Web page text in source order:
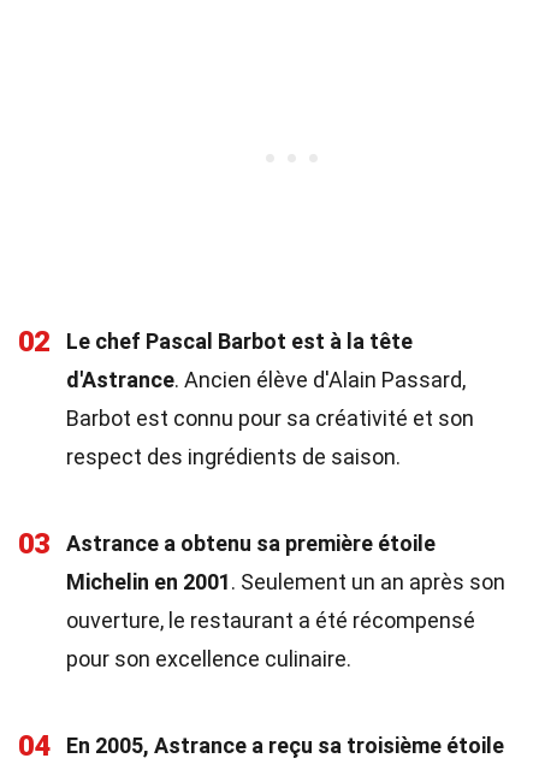
02
Le chef Pascal Barbot est à la tête
d'Astrance. Ancien élève d'Alain Passard,
Barbot est connu pour sa créativité et son
respect des ingrédients de saison.
03
Astrance a obtenu sa première étoile
Michelin en 2001. Seulement un an après son
ouverture, le restaurant a été récompensé
pour son excellence culinaire.
04
En 2005, Astrance a reçu sa troisième étoile